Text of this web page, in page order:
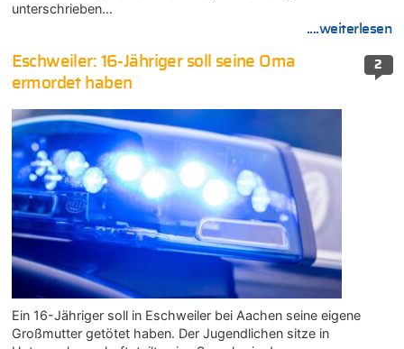
unterschrieben…
....weiterlesen
2
Eschweiler: 16-Jähriger soll seine Oma
ermordet haben
Ein 16-Jähriger soll in Eschweiler bei Aachen seine eigene
Großmutter getötet haben. Der Jugendlichen sitze in